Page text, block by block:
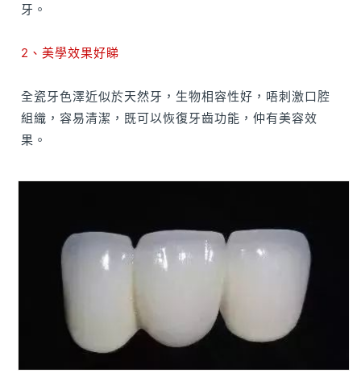
牙。
2、美學效果好睇
全瓷牙色澤近似於天然牙，生物相容性好，唔刺激口腔
組織，容易清潔，既可以恢復牙齒功能，仲有美容效
果。